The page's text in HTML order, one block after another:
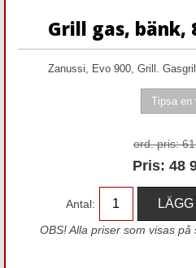
Grill gas, bänk,
Zanussi, Evo 900, Grill.
ord. pris:
Pris: 48
Antal:
OBS! Alla priser som visas på